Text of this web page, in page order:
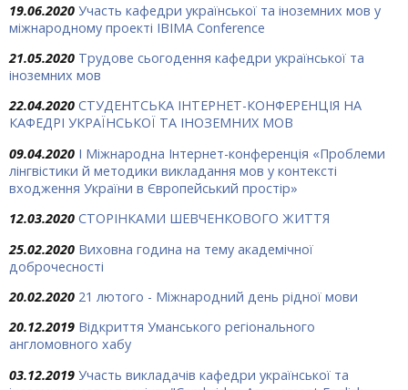
19.06.2020 Участь кафедри української та іноземних мов у
міжнародному проекті IBIMA Conference
21.05.2020 Трудове сьогодення кафедри української та
іноземних мов
22.04.2020 СТУДЕНТСЬКА ІНТЕРНЕТ-КОНФЕРЕНЦІЯ НА
КАФЕДРІ УКРАЇНСЬКОЇ ТА ІНОЗЕМНИХ МОВ
09.04.2020 I Міжнародна Інтернет-конференція «Проблеми
лінгвістики й методики викладання мов у контексті
входження України в Європейський простір»
12.03.2020 СТОРІНКАМИ ШЕВЧЕНКОВОГО ЖИТТЯ
25.02.2020 Виховна година на тему академічної
доброчесності
20.02.2020 21 лютого - Міжнародний день рідної мови
20.12.2019 Відкриття Уманського регіонального
англомовного хабу
03.12.2019 Участь викладачів кафедри української та